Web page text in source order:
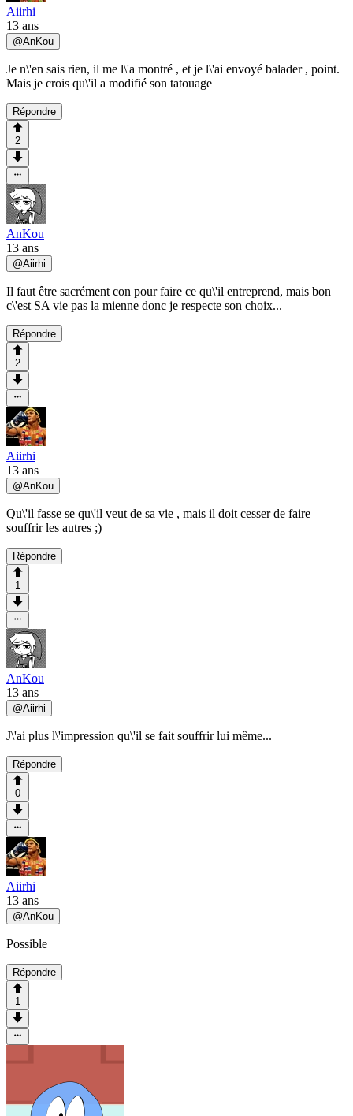
Aiirhi
13 ans
@AnKou
Je n\'en sais rien, il me l\'a montré , et je l\'ai envoyé balader , point.
Mais je crois qu\'il a modifié son tatouage
Répondre
2
AnKou
13 ans
@Aiirhi
Il faut être sacrément con pour faire ce qu\'il entreprend, mais bon
c\'est SA vie pas la mienne donc je respecte son choix...
Répondre
2
Aiirhi
13 ans
@AnKou
Qu\'il fasse se qu\'il veut de sa vie , mais il doit cesser de faire
souffrir les autres ;)
Répondre
1
AnKou
13 ans
@Aiirhi
J\'ai plus l\'impression qu\'il se fait souffrir lui même...
Répondre
0
Aiirhi
13 ans
@AnKou
Possible
Répondre
1